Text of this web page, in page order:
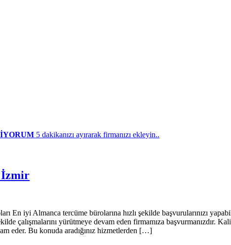
5 dakikanızı ayırarak firmanızı ekleyin..
İzmir
En iyi Almanca tercüme bürolarına hızlı şekilde başvurularınızı
çalışmalarını yürütmeye devam eden firmamıza başvurmanızdır.
eder. Bu konuda aradığınız hizmetlerden […]